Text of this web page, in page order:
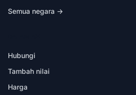
Semua negara →
Hubungi
Tambah nilai
Harga